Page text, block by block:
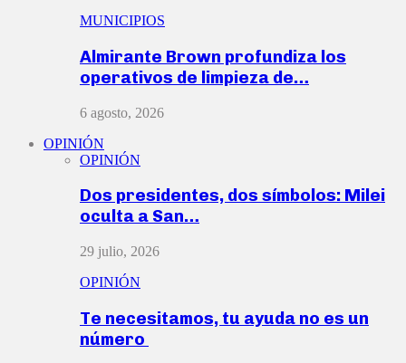
MUNICIPIOS
Almirante Brown profundiza los
operativos de limpieza de…
6 agosto, 2026
OPINIÓN
OPINIÓN
Dos presidentes, dos símbolos: Milei
oculta a San…
29 julio, 2026
OPINIÓN
Te necesitamos, tu ayuda no es un
número